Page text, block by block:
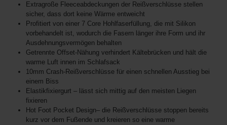
Extragroße Fleeceabdeckungen der Reißverschlüsse stellen
sicher, dass dort keine Wärme entweicht
Profitiert von einer 7 Core Hohlfaserfüllung, die mit Silikon
vorbehandelt ist, wodurch die Fasern länger ihre Form und ihr
Ausdehnungsvermögen behalten
Getrennte Offset-Nähung verhindert Kältebrücken und hält die
warme Luft innen im Schlafsack
10mm Crash-Reißverschlüsse für einen schnellen Ausstieg bei
einem Biss
Elastikfixiergurt – lässt sich mittig auf den meisten Liegen
fixieren
Hot Foot Pocket Design– die Reißverschlüsse stoppen bereits
kurz vor dem Fußende und kreieren so eine warme